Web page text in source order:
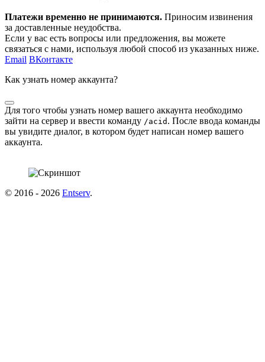
Платежи временно не принимаются. Приносим извинения
за доставленные неудобства.
Если у вас есть вопросы или предложения, вы можете
связаться с нами, используя любой способ из указанных ниже.
Email ВКонтакте
Как узнать номер аккаунта?
Для того чтобы узнать номер вашего аккаунта необходимо
зайти на сервер и ввести команду /acid . После ввода команды
вы увидите диалог, в котором будет написан номер вашего
аккаунта.
© 2016 - 2026 Entserv.